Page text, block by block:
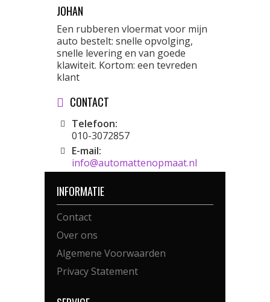
JOHAN
Een rubberen vloermat voor mijn
auto bestelt: snelle opvolging,
snelle levering en van goede
klawiteit. Kortom: een tevreden
klant
CONTACT
Telefoon:
010-3072857
E-mail:
info@automattenopmaat.nl
INFORMATIE
Contact
Over ons
Algemene Voorwaarden
Privacy Statement